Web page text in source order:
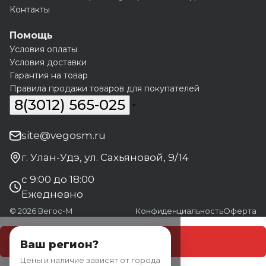
Контакты
Помощь
Условия оплаты
Условия доставки
Гарантия на товар
Правила продажи товаров для покупателей
8(3012) 565-025
site@vegosm.ru
г. Улан-Удэ, ул. Сахьяновой, 9/14
с 9:00 до 18:00
Ежедневно
© 2026 Вегос-М КонфиденциальностьОферта
Ваш регион?
Цены и наличие зависят от города